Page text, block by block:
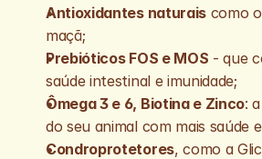
Antioxidantes naturais como
maçã;
Prebióticos FOS e MOS - que
saúde intestinal e imunidade;
Ômega 3 e 6, Biotina e Zinco:
do seu animal com mais saúde
Condroprotetores, como a